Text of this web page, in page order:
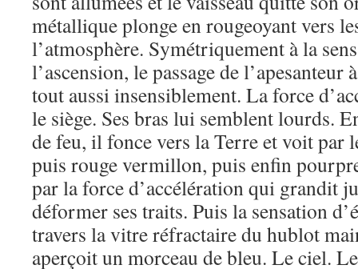
métallique plonge en rougeoyant vers
l’atmosphère. Symétriquement à la
l’ascension, le passage de l’apesanteur
tout aussi insensiblement. La force
le siège. Ses bras lui semblent lourds.
de feu, il fonce vers la Terre et voit par
puis rouge vermillon, puis enfin
par la force d’accélération qui grandit
déformer ses traits. Puis la sensation
travers la vitre réfractaire du hublot
aperçoit un morceau de bleu. Le ciel.